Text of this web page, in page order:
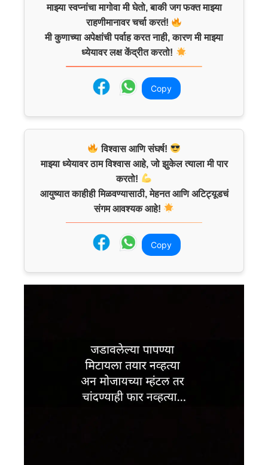
माझ्या स्वप्नांचा मागोवा मी घेतो, बाकी जग फक्त माझ्या
राहणीमानावर चर्चा करतं!
मी कुणाच्या अपेक्षांची पर्वाह करत नाही, कारण मी माझ्या
ध्येयावर लक्ष केंद्रीत करतो!
Copy
विश्वास आणि संघर्ष!
माझ्या ध्येयावर ठाम विश्वास आहे, जो झुकेल त्याला मी पार
करतो!
आयुष्यात काहीही मिळवण्यासाठी, मेहनत आणि अटिट्यूडचं
संगम आवश्यक आहे!
Copy